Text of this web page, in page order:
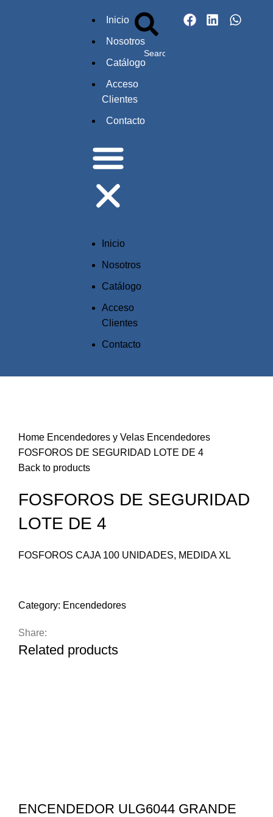
Inicio
Nosotros
Catálogo
Acceso
Clientes
Contacto
Inicio
Nosotros
Catálogo
Acceso
Clientes
Contacto
Home Encendedores y Velas Encendedores
FOSFOROS DE SEGURIDAD LOTE DE 4
Back to products
FOSFOROS DE SEGURIDAD
LOTE DE 4
FOSFOROS CAJA 100 UNIDADES, MEDIDA XL
Category: Encendedores
Share:
Related products
ENCENDEDOR ULG6044 GRANDE